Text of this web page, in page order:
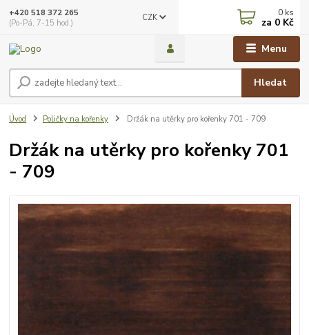
Menu
CZK
Hledat
+420 518 372 265
(Po-Pá, 7-15 hod.)
0 ks
za 0 Kč
Úvod Poličky na kořenky Držák na utěrky pro kořenky 701 - 709
Držák na utěrky pro kořenky 701
- 709